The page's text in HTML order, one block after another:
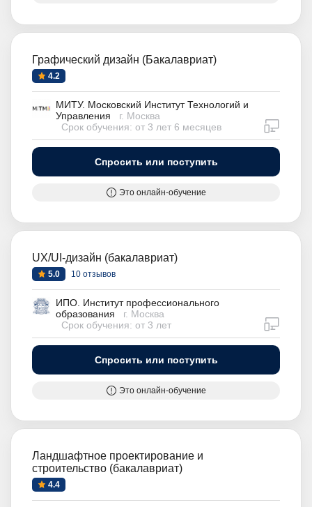
Графический дизайн (Бакалавриат)
4.2
МИТУ. Московский Институт Технологий и
Управления
г. Москва
Срок обучения: от 3 лет 6 месяцев
Спросить или поступить
Это онлайн-обучение
UX/UI-дизайн (бакалавриат)
5.0 10 отзывов
ИПО. Институт профессионального
образования
г. Москва
Срок обучения: от 3 лет
Спросить или поступить
Это онлайн-обучение
Ландшафтное проектирование и
строительство (бакалавриат)
4.4